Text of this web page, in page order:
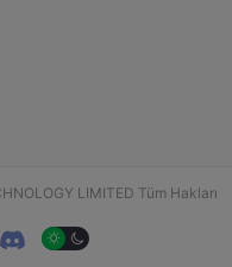
LIMITED Tüm Hakları
